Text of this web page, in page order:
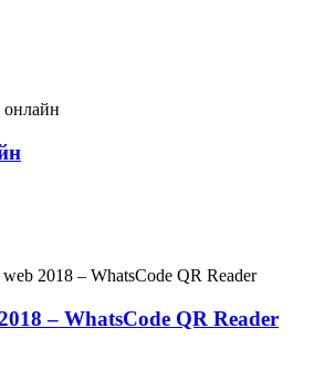
– WhatsCode QR Reader